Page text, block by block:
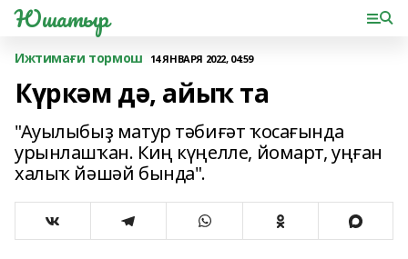
Юшатыр
Ижтимағи тормош 14 ЯНВАРЯ 2022, 04:59
Күркәм дә, айыҡ та
"Ауылыбыҙ матур тәбиғәт ҡосағында
урынлашҡан. Киң күңелле, йомарт, уңған
халыҡ йәшәй бында".